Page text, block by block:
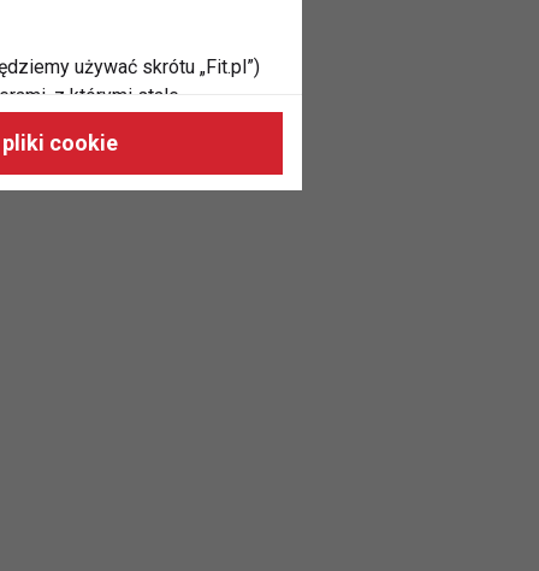
używać skrótu „Fit.pl”)
z którymi stale
oraz do
danych na podstawie
oparciu o stosowną podstawę
cookie